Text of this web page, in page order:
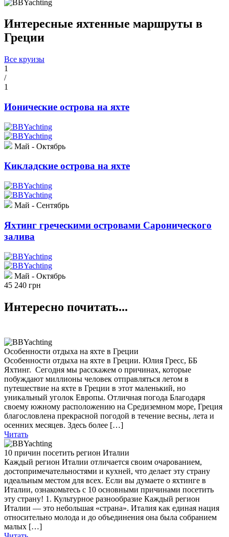
Интересные яхтенные маршруты в
Греции
Все круизы
1
/
1
Ионические острова на яхте
Май - Октябрь
Кикладские острова на яхте
Май - Сентябрь
Яхтинг греческими островами Саронического
залива
Май - Октябрь
45 240 грн
Интересно почитать...
Особенности отдыха на яхте в Греции
Особенности отдыха на яхте в Греции. Юлия Гресс, ББ
Яхтинг. Сегодня мы расскажем о причинах, которые
побуждают миллионы человек отправляться летом в
путешествие на яхте в Греции в этот маленький, но
уникальный уголок Европы. Отличная погода Благодаря
своему южному расположению на Средиземном море, Греция
благословлена ​​прекрасной погодой в течение весны, лета и
осенних месяцев. Здесь более […]
Читать
10 причин посетить регион Италии
Каждый регион Италии отличается своим очарованием,
достопримечательностями и кухней, что делает эту страну
идеальным местом для всех. Если вы думаете о яхтинге в
Италии, ознакомьтесь с 10 основными причинами посетить
эту страну! 1. Культурное разнообразие Каждый регион
Италии — это небольшая «страна». Италия как единая нация
относительно молода и до объединения она была собранием
малых […]